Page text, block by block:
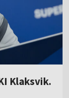
Klaksvik.